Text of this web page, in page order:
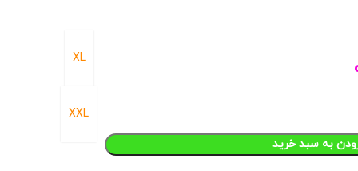
XL
XXL
به سبد خرید